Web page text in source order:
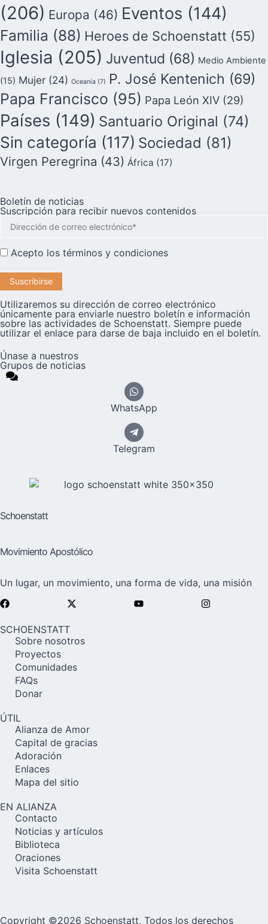
(206) Europa (46) Eventos (144)
Familia (88) Heroes de Schoenstatt (55)
Iglesia (205) Juventud (68) Medio Ambiente
(15) Mujer (24) Oceanía (7) P. José Kentenich (69)
Papa Francisco (95) Papa León XIV (29)
Países (149) Santuario Original (74)
Sin categoría (117) Sociedad (81)
Virgen Peregrina (43) África (17)
Boletín de noticias
Suscripción para recibir nuevos contenidos
Acepto los términos y condiciones
Utilizaremos su dirección de correo electrónico
únicamente para enviarle nuestro boletín e información
sobre las actividades de Schoenstatt. Siempre puede
utilizar el enlace para darse de baja incluido en el boletín.
Únase a nuestros
Grupos de noticias
WhatsApp
Telegram
Schoenstatt
Movimiento Apostólico
Un lugar, un movimiento, una forma de vida, una misión
SCHOENSTATT
Sobre nosotros
Proyectos
Comunidades
FAQs
Donar
ÚTIL
Alianza de Amor
Capital de gracias
Adoración
Enlaces
Mapa del sitio
EN ALIANZA
Contacto
Noticias y artículos
Biblioteca
Oraciones
Visita Schoenstatt
Copyright ©2026 Schoenstatt, Todos los derechos